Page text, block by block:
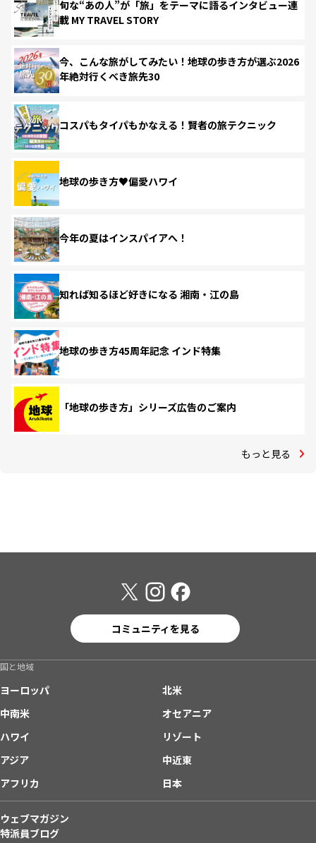
旬な“あの人”が「旅」をテーマに語るインタビュー連
載 MY TRAVEL STORY
今、こんな旅がしてみたい！地球の歩き方が選ぶ2026
年絶対行くべき旅先30
コスパもタイパもかなえる！賢者の旅テクニック
地球の歩き方♥偏愛ハワイ
今年の夏はインスパイアへ！
知れば知るほど好きになる 湘南・江の島
地球の歩き方45周年記念 インド特集
「地球の歩き方」シリーズ広告のご案内
もっと見る
コミュニティを見る
国と地域
ヨーロッパ
北米
中南米
オセアニア
ハワイ
リゾート
アジア
中近東
アフリカ
日本
ウェブマガジン
特派員ブログ